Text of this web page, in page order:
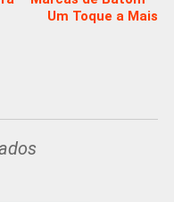
Um Toque a Mais